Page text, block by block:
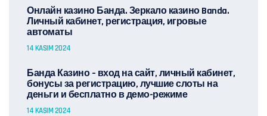
Онлайн казино Банда. Зеркало казино Banda.
Личный кабинет, регистрация, игровые
автоматы
14 KASIM 2024
Банда Казино – вход на сайт, личный кабинет,
бонусы за регистрацию, лучшие слоты на
деньги и бесплатно в демо-режиме
14 KASIM 2024